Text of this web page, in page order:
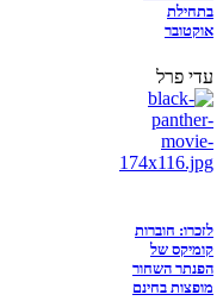
בתחילת
אוקטובר
עדי פרל
לזכרו: חוברות
קומיקס של
הפנתר השחור
מופצות בחינם